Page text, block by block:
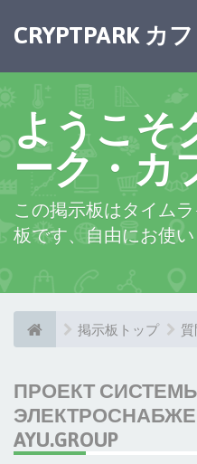
CRYPTPARK カ
ようこそ
ーク・カ
この掲示板はタイム
板です、自由にお使
掲示板トップ
ПРОЕКТ
AYU.GROUP